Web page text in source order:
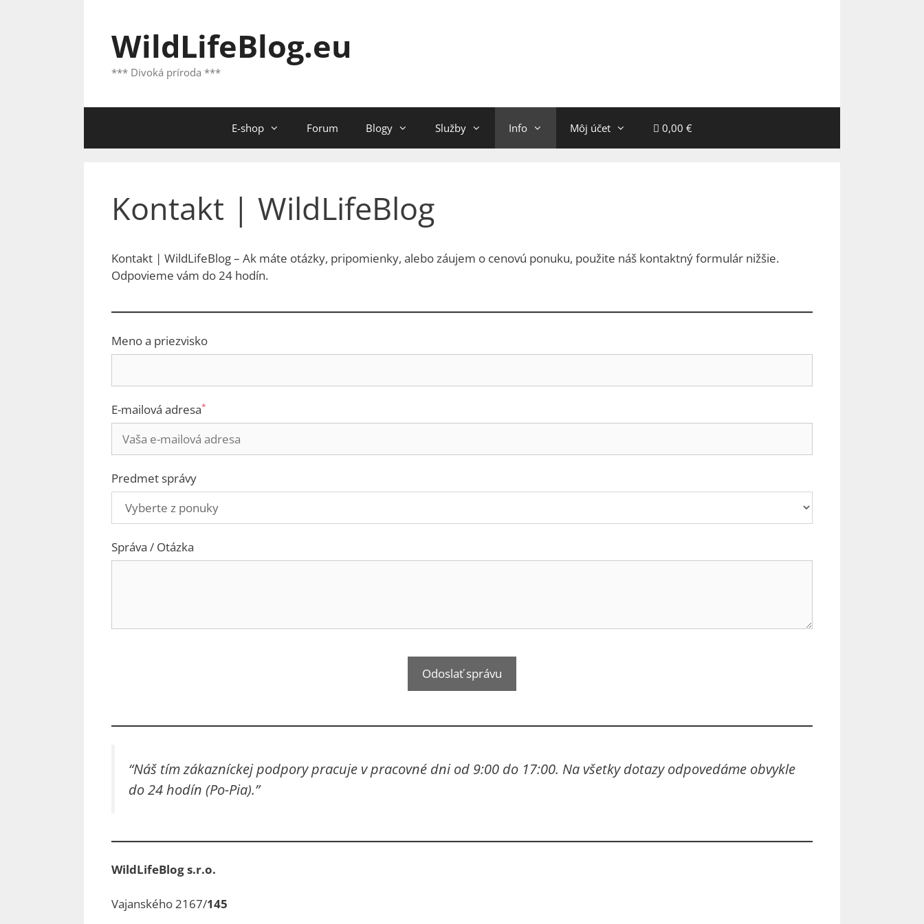
WildLifeBlog.eu
*** Divoká príroda ***
E-shop Forum Blogy Služby Info Môj účet 0,00 €
Kontakt | WildLifeBlog
Kontakt | WildLifeBlog – Ak máte otázky, pripomienky, alebo záujem o cenovú ponuku, použite náš kontaktný formulár nižšie.
Odpovieme vám do 24 hodín.
Meno a priezvisko
E-mailová adresa*
Predmet správy
Správa / Otázka
“Náš tím zákazníckej podpory pracuje v pracovné dni od 9:00 do 17:00. Na všetky dotazy odpovedáme obvykle
do 24 hodín (Po-Pia).”
WildLifeBlog s.r.o.
Vajanského 2167/145